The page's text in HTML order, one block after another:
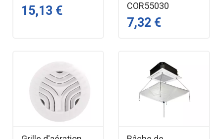
15,13 €
COR55030
7,32 €